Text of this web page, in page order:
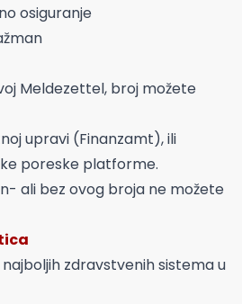
osiguranje
Meldezettel, broj možete
upravi (Finanzamt), ili
poreske platforme.
ali bez ovog broja ne možete
zdravstvenih sistema u